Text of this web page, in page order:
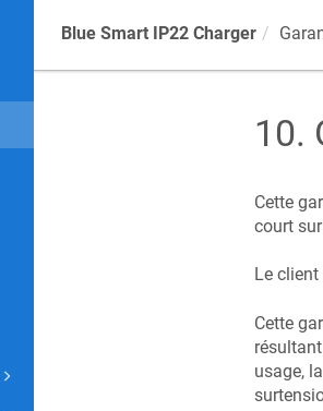
Blue Smart IP22 Charger
10.
Cette
court
Le
Cette
usage,